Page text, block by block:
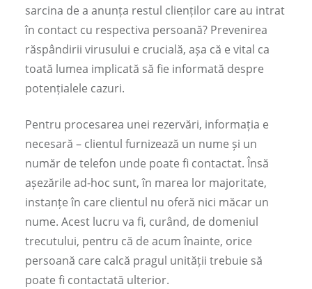
sarcina de a anunța restul clienților care au intrat
în contact cu respectiva persoană? Prevenirea
răspândirii virusului e crucială, așa că e vital ca
toată lumea implicată să fie informată despre
potențialele cazuri.
Pentru procesarea unei rezervări, informația e
necesară – clientul furnizează un nume și un
număr de telefon unde poate fi contactat. Însă
așezările ad-hoc sunt, în marea lor majoritate,
instanțe în care clientul nu oferă nici măcar un
nume. Acest lucru va fi, curând, de domeniul
trecutului, pentru că de acum înainte, orice
persoană care calcă pragul unității trebuie să
poate fi contactată ulterior.